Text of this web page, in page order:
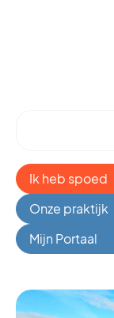
Onze praktijk
Mijn Portaal
Ik heb spoed